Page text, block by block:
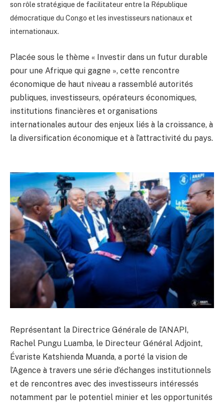
son rôle stratégique de facilitateur entre la République
démocratique du Congo et les investisseurs nationaux et
internationaux.
Placée sous le thème « Investir dans un futur durable
pour une Afrique qui gagne », cette rencontre
économique de haut niveau a rassemblé autorités
publiques, investisseurs, opérateurs économiques,
institutions financières et organisations
internationales autour des enjeux liés à la croissance, à
la diversification économique et à l’attractivité du pays.
Représentant la Directrice Générale de l’ANAPI,
Rachel Pungu Luamba, le Directeur Général Adjoint,
Évariste Katshienda Muanda, a porté la vision de
l’Agence à travers une série d’échanges institutionnels
et de rencontres avec des investisseurs intéressés
notamment par le potentiel minier et les opportunités